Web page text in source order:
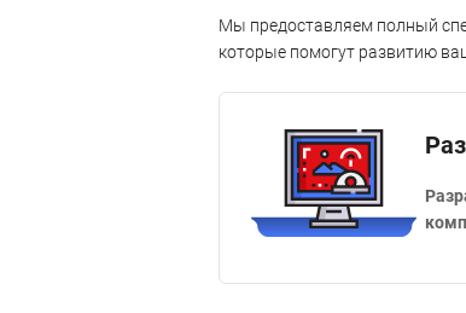
Мы предоставляем полный
которые помогут развитию